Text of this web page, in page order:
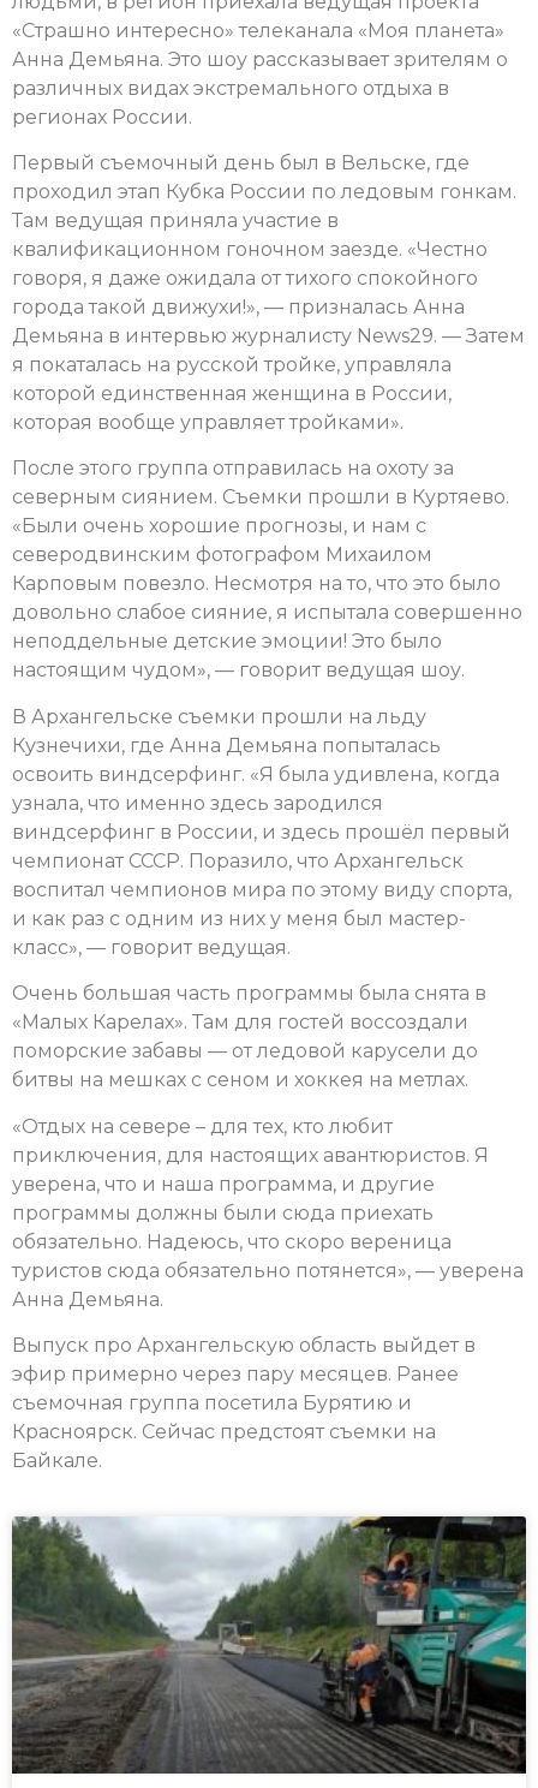
«Страшно интересно» телеканала «Моя планета»
Анна Демьяна. Это шоу рассказывает зрителям о
различных видах экстремального отдыха в
регионах России.
Первый съемочный день был в Вельске, где
проходил этап Кубка России по ледовым гонкам.
Там ведущая приняла участие в
квалификационном гоночном заезде. «Честно
говоря, я даже ожидала от тихого спокойного
города такой движухи!», — призналась Анна
Демьяна в интервью журналисту News29. — Затем
я покаталась на русской тройке, управляла
которой единственная женщина в России,
которая вообще управляет тройками».
После этого группа отправилась на охоту за
северным сиянием. Съемки прошли в Куртяево.
«Были очень хорошие прогнозы, и нам с
северодвинским фотографом Михаилом
Карповым повезло. Несмотря на то, что это было
довольно слабое сияние, я испытала совершенно
неподдельные детские эмоции! Это было
настоящим чудом», — говорит ведущая шоу.
В Архангельске съемки прошли на льду
Кузнечихи, где Анна Демьяна попыталась
освоить виндсерфинг. «Я была удивлена, когда
узнала, что именно здесь зародился
виндсерфинг в России, и здесь прошёл первый
чемпионат СССР. Поразило, что Архангельск
воспитал чемпионов мира по этому виду спорта,
и как раз с одним из них у меня был мастер-
класс», — говорит ведущая.
Очень большая часть программы была снята в
«Малых Карелах». Там для гостей воссоздали
поморские забавы — от ледовой карусели до
битвы на мешках с сеном и хоккея на метлах.
«Отдых на севере – для тех, кто любит
приключения, для настоящих авантюристов. Я
уверена, что и наша программа, и другие
программы должны были сюда приехать
обязательно. Надеюсь, что скоро вереница
туристов сюда обязательно потянется», — уверена
Анна Демьяна.
Выпуск про Архангельскую область выйдет в
эфир примерно через пару месяцев. Ранее
съемочная группа посетила Бурятию и
Красноярск. Сейчас предстоят съемки на
Байкале.